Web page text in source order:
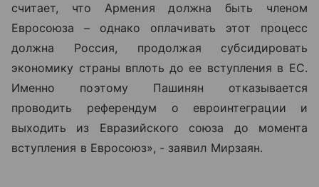
считает, что Армения должна быть членом
Евросоюза – однако оплачивать этот процесс
должна Россия, продолжая субсидировать
экономику страны вплоть до ее вступления в ЕС.
Именно поэтому Пашинян отказывается
проводить референдум о евроинтеграции и
выходить из Евразийского союза до момента
вступления в Евросоюз», - заявил Мирзаян.